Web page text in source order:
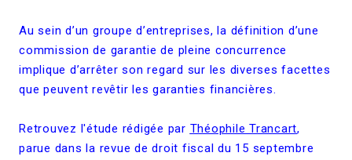
Au sein d’un groupe d’entreprises, la définition d’une
commission de garantie de pleine concurrence
implique d’arrêter son regard sur les diverses facettes
que peuvent revêtir les garanties financières.
Retrouvez l'étude rédigée par Théophile Trancart,
parue dans la revue de droit fiscal du 15 septembre